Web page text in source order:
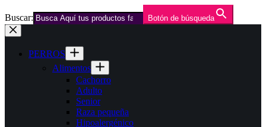
Buscar: Botón de búsqueda
Saltar
al
contenidoPERROS
Alimentos
Cachorro
Adulto
Senior
Raza pequeña
Hipoalergénico